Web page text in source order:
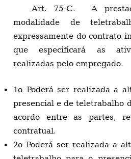
Art. 75-C. A
modalidade de
expressamente do contrato
que especificará as
realizadas pelo empregado.
1o Poderá ser realizada a
presencial e de teletrabalho
acordo entre as partes,
contratual.
2o Poderá ser realizada a